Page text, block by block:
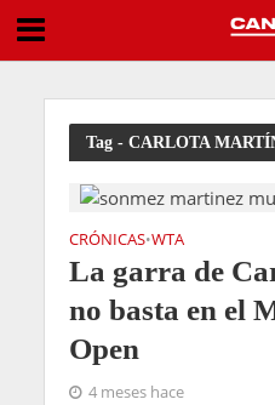
Entry List ATP
Tag - CARLOTA
CRÓNICAS•WTA
La garra de
no basta en el
Open
4 meses hace